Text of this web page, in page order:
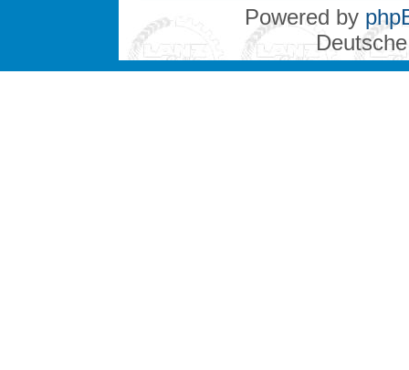
Powered by